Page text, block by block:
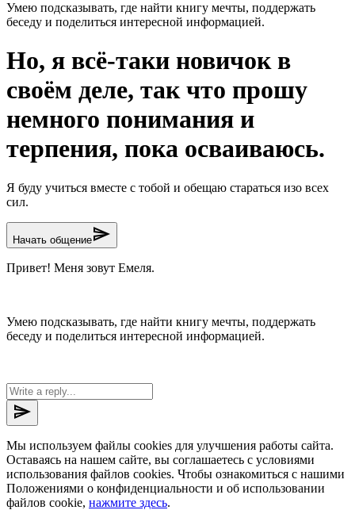
Умею подсказывать, где найти книгу мечты, поддержать
беседу и поделиться интересной информацией.
Но, я всё-таки новичок в
своём деле, так что прошу
немного понимания и
терпения, пока осваиваюсь.
Я буду учиться вместе с тобой и обещаю стараться изо всех
сил.
Начать общениеsend
Привет! Меня зовут Емеля.
Умею подсказывать, где найти книгу мечты, поддержать
беседу и поделиться интересной информацией.
send
Мы используем файлы cookies для улучшения работы сайта.
Оставаясь на нашем сайте, вы соглашаетесь с условиями
использования файлов cookies. Чтобы ознакомиться с нашими
Положениями о конфиденциальности и об использовании
файлов cookie, нажмите здесь.